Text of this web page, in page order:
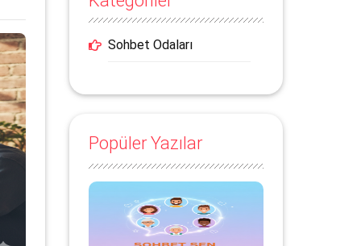
Sohbet Odaları
Popüler Yazılar